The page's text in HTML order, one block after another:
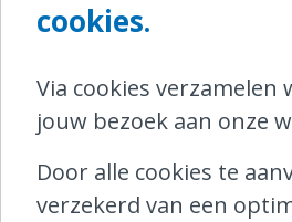
Contacteer Ombudsrail
Koning Albert II-laan 8/5
1000 Brussel
cookies.
Via cookies verzamelen
jouw bezoek aan onze
Door alle cookies te
verzekerd van een